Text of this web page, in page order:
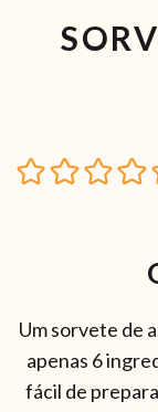
Um sorvete de
apenas 6
fácil de